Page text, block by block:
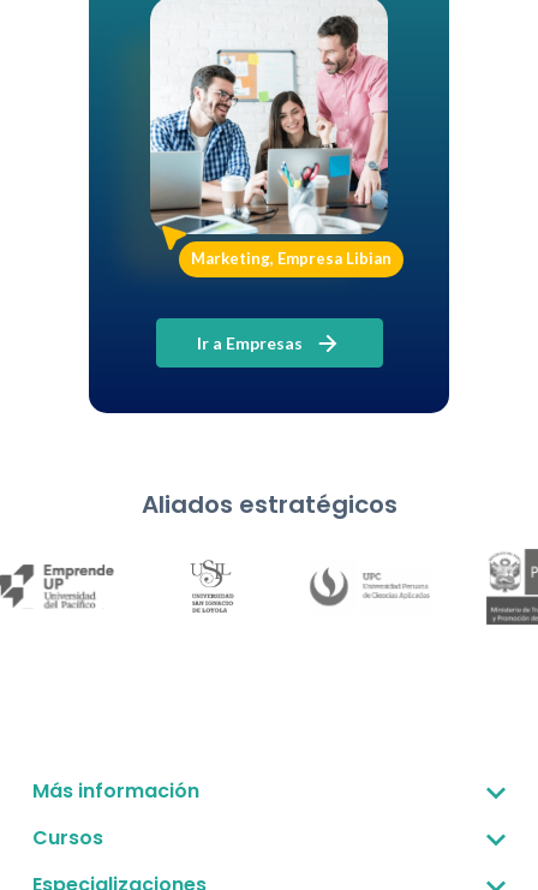
Marketing, Empresa Libian
Ir a Empresas
Aliados estratégicos
Más información
Sobre nosotros
Cursos
Gestión estratégica
Especializaciones